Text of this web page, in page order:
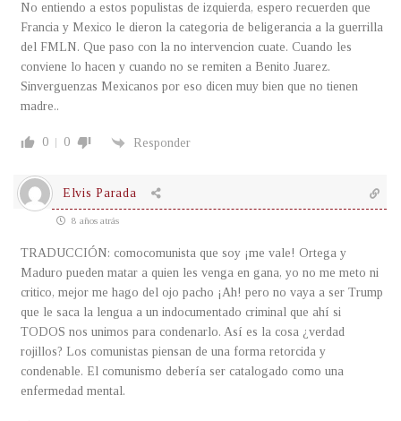
No entiendo a estos populistas de izquierda, espero recuerden que
Francia y Mexico le dieron la categoria de beligerancia a la guerrilla
del FMLN. Que paso con la no intervencion cuate. Cuando les
conviene lo hacen y cuando no se remiten a Benito Juarez.
Sinverguenzas Mexicanos por eso dicen muy bien que no tienen
madre..
0 0 Responder
Elvis Parada
8 años atrás
TRADUCCIÓN: comocomunista que soy ¡me vale! Ortega y
Maduro pueden matar a quien les venga en gana, yo no me meto ni
critico, mejor me hago del ojo pacho ¡Ah! pero no vaya a ser Trump
que le saca la lengua a un indocumentado criminal que ahí si
TODOS nos unimos para condenarlo. Así es la cosa ¿verdad
rojillos? Los comunistas piensan de una forma retorcida y
condenable. El comunismo debería ser catalogado como una
enfermedad mental.